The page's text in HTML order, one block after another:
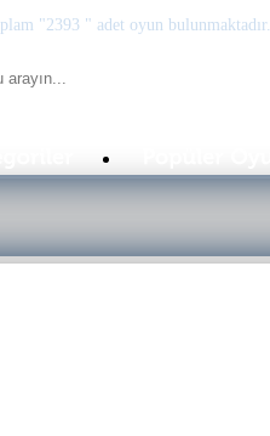
"2393 " adet oyun bulunmaktadır.